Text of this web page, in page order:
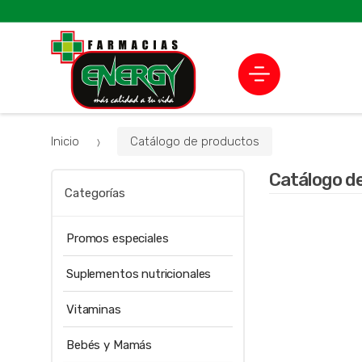
Inicio Catálogo de productos
Catálogo
Categorías
Promos especiales
Suplementos nutricionales
Vitaminas
Bebés y Mamás